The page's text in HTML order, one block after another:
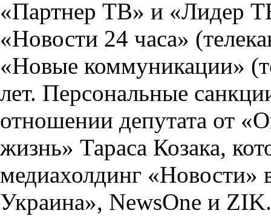
«Партнер ТВ» и «Лидер
«Новости 24 часа»
«Новые коммуникации»
лет. Персональные
отношении депутата от
жизнь» Тараса Козака,
медиахолдинг «Новости»
Украина», NewsOne и ZIK.